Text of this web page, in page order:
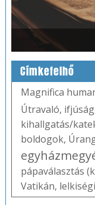
Címkefelhő
Magnifica
Útravaló, ifjúság
kihallgatás/
boldogok,
pápaválasztás
Vatikán,